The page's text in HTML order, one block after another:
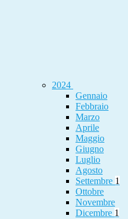
2024
Gennaio
Febbraio
Marzo
Aprile
Maggio
Giugno
Luglio
Agosto
Settembre 1
Ottobre
Novembre
Dicembre 1